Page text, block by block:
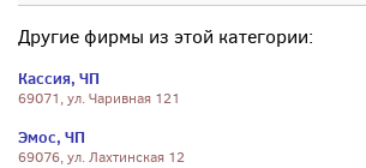
Другие фирмы из этой категории:
Кассия, ЧП
69071, ул. Чаривная 121
Эмос, ЧП
69076, ул. Лахтинская 12